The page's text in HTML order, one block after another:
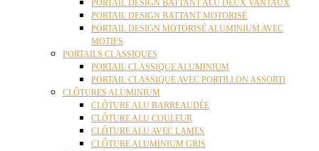
PORTAIL DESIGN BATTANT ALU DEUX VANTAUX
PORTAIL DESIGN BATTANT MOTORISÉ
PORTAIL DESIGN MOTORISÉ ALUMINIUM AVEC
MOTIFS
PORTAILS CLASSIQUES
PORTAIL CLASSIQUE ALUMINIUM
PORTAIL CLASSIQUE AVEC PORTILLON ASSORTI
CLÔTURES ALUMINIUM
CLÔTURE ALU BARREAUDÉE
CLÔTURE ALU COULEUR
CLÔTURE ALU AVEC LAMES
CLÔTURE ALUMINIUM GRIS